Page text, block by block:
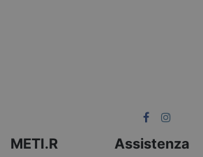
METI.R Assistenza